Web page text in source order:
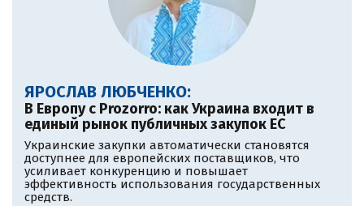
ЯРОСЛАВ ЛЮБЧЕНКО:
В Европу c Prozorro: как Украина входит в
единый рынок публичных закупок ЕС
Украинские закупки автоматически становятся
доступнее для европейских поставщиков, что
усиливает конкуренцию и повышает
эффективность использования государственных
средств.